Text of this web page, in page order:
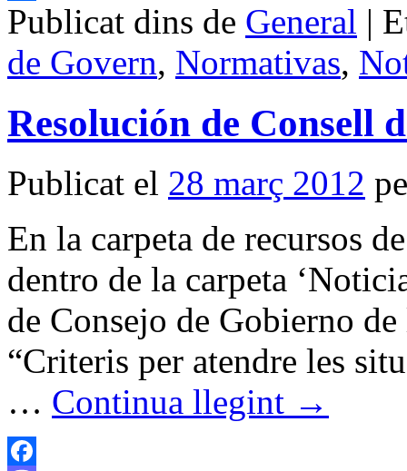
Comparteix
Publicat dins de General |
de Govern, Normativas,
Resolución de Consell
Publicat el 28 març 2012
En la carpeta de recursos
dentro de la carpeta
de Consejo de Gobierno
“Criteris per atendre les
… Continua llegint →